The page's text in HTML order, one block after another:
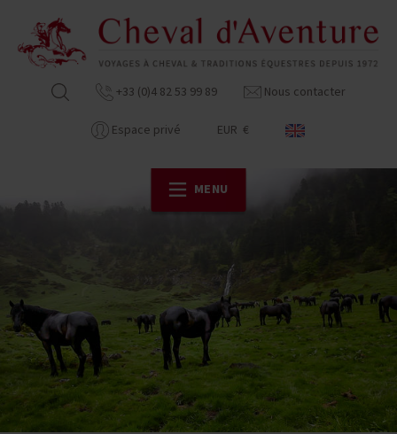
+33 (0)4 82 53 99 89 Nous contacter
Espace privé EUR €
MENU